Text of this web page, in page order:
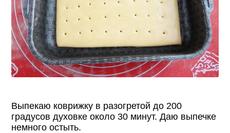
Выпекаю коврижку в разогретой до 200
градусов духовке около 30 минут. Даю выпечке
немного остыть.